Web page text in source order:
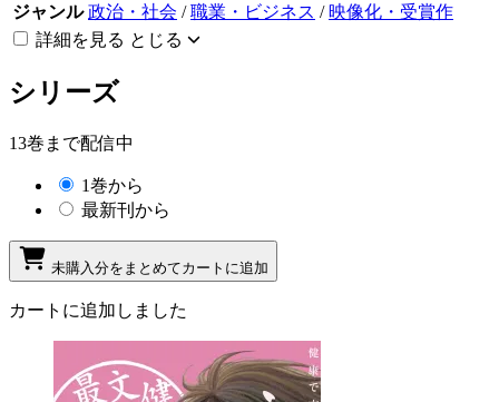
ジャンル 政治・社会 /職業・ビジネス / 映像化・受賞作
詳細を見る とじる
シリーズ
13巻まで配信中
1巻から
最新刊から
未購入分をまとめてカートに追加
カートに追加しました